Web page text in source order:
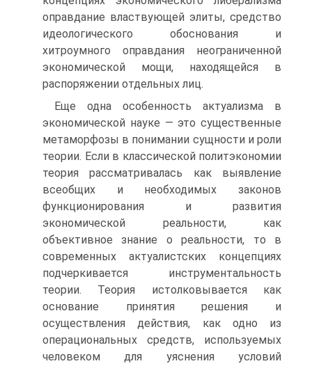
оправдание властвующей элиты, средство
идеологического обоснования и
хитроумного оправдания неограниченной
экономической мощи, находящейся в
распоряжении отдельных лиц.
Еще одна особенность актуализма в
экономической науке — это существенные
метаморфозы в понимании сущности и роли
теории. Если в классической политэкономии
теория рассматривалась как выявление
всеобщих и необходимых законов
функционирования и развития
экономической реальности, как
объективное знание о реальности, то в
современных актуалистских концепциях
подчеркивается инструментальность
теории. Теория истолковывается как
основание принятия решения и
осуществления действия, как одно из
операциональных средств, используемых
человеком для уяснения условий